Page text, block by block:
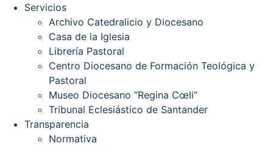
Servicios
Archivo Catedralicio y Diocesano
Casa de la Iglesia
Librería Pastoral
Centro Diocesano de Formación Teológica y
Pastoral
Museo Diocesano “Regina Cœli”
Tribunal Eclesiástico de Santander
Transparencia
Normativa